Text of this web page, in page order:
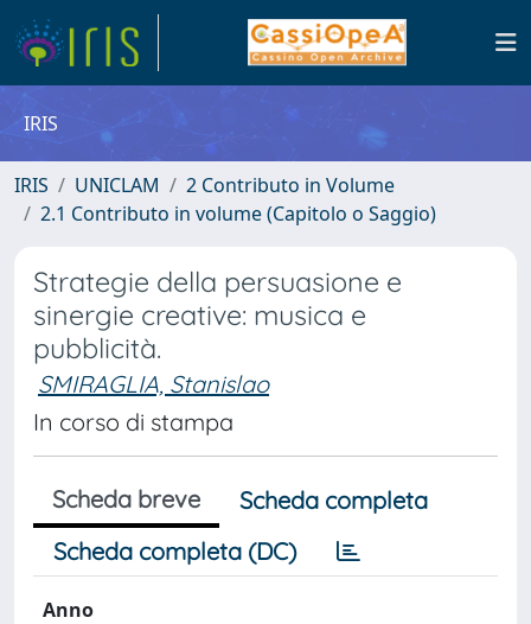
IRIS
IRIS UNICLAM
2 Contributo in Volume
2.1 Contributo in volume (Capitolo o Saggio)
Strategie della persuasione e
sinergie creative: musica e
pubblicità.
SMIRAGLIA, Stanislao
In corso di stampa
Scheda breve
Scheda completa
Scheda completa (DC)
Anno